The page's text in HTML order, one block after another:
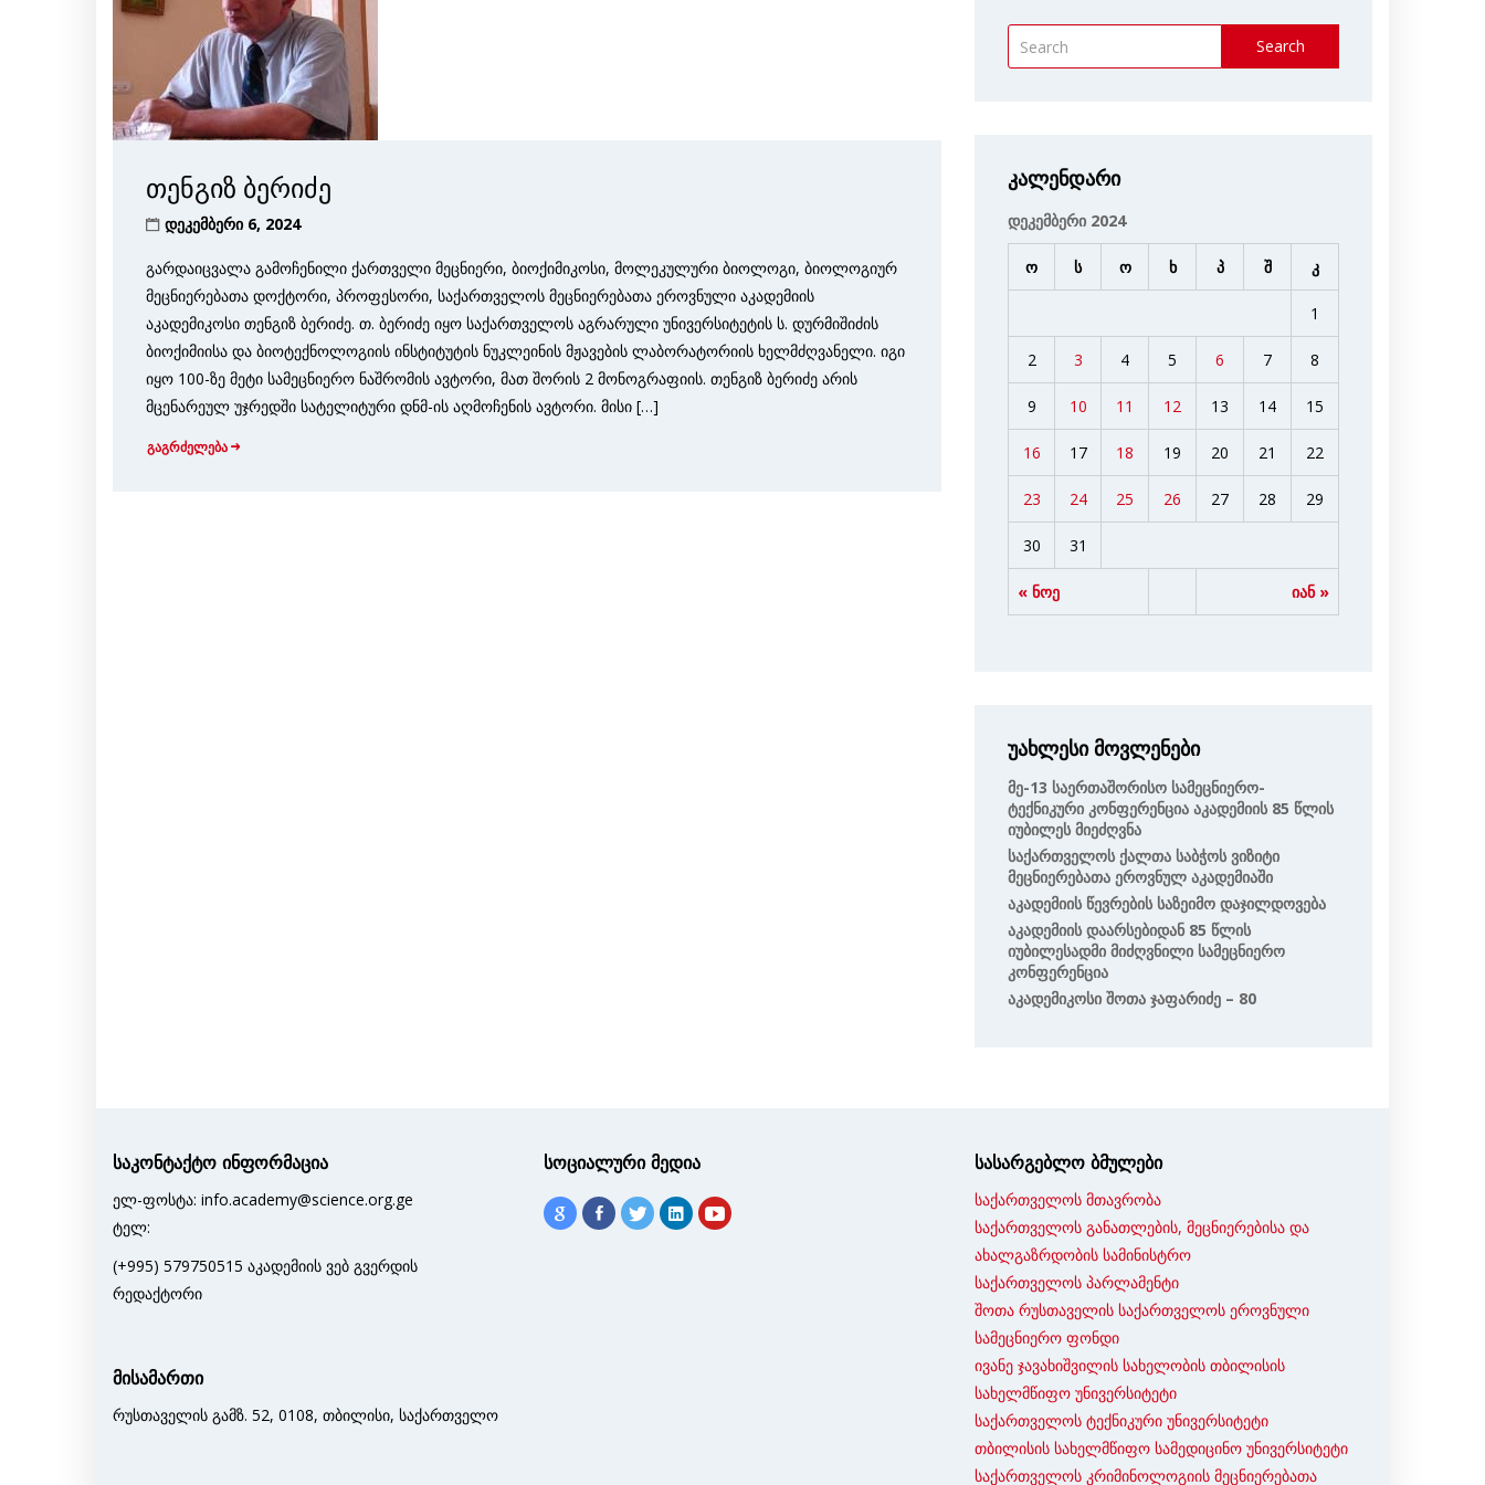
თენგიზ ბერიძე
დეკემბერი 6, 2024
გარდაიცვალა გამოჩენილი ქართველი მეცნიერი, ბიოქიმიკოსი, მოლეკულური ბიოლოგი, ბიოლო­გიურ
მეცნიერებათა დოქტორი, პროფესორი, საქართველოს მეცნიერებათა ეროვ­ნული აკადემიის
აკადემიკოსი თენგიზ ბერიძე. თ. ბერიძე იყო საქართველოს აგრარული უნივერსიტეტის ს. დურმიშიძის
ბიოქიმიისა და ბიოტექნოლოგიის ინსტიტუტის ნუკლეინის მჟავების ლაბორატორიის ხელმძღვანელი. იგი
იყო 100-ზე მეტი სამეცნიერო ნაშრომის ავტორი, მათ შორის 2 მონოგრაფიის. თენგიზ ბერიძე არის
მცენარეულ უჯრედში სატელიტური დნმ-ის აღმოჩენის ავტორი. მისი […]
გაგრძელება
Search
კალენდარი
დეკემბერი 2024
ო ს ო ხ პ შ კ
« ნოე იან »
1
2 3 4 5 6 7 8
9 10 11 12 13 14 15
16 17 18 19 20 21 22
23 24 25 26 27 28 29
30 31
უახლესი მოვლენები
Მე-13 Საერთაშორისო Სამეცნიერო-
Ტექნიკური Კონფერენცია Აკადემიის 85 Წლის
Იუბილეს Მიეძღვნა
Საქართველოს Ქალთა Საბჭოს Ვიზიტი
Მეცნიერებათა Ეროვნულ Აკადემიაში
Აკადემიის Წევრების Საზეიმო Დაჯილდოვება
Აკადემიის Დაარსებიდან 85 Წლის
Იუბილესადმი Მიძღვნილი Სამეცნიერო
Კონფერენცია
Აკადემიკოსი Შოთა Ჯაფარიძე – 80
საკონტაქტო ინფორმაცია
ელ-ფოსტა: info.academy@science.org.ge
ტელ:
(+995) 579750515 აკადემიის ვებ გვერდის
რედაქტორი
მისამართი
რუსთაველის გამზ. 52, 0108, თბილისი, საქართველო
სოციალური მედია
სასარგებლო ბმულები
საქართველოს მთავრობა
საქართველოს განათლების, მეცნიერებისა და
ახალგაზრდობის სამინისტრო
საქართველოს პარლამენტი
შოთა რუსთაველის საქართველოს ეროვნული
სამეცნიერო ფონდი
ივანე ჯავახიშვილის სახელობის თბილისის
სახელმწიფო უნივერსიტეტი
საქართველოს ტექნიკური უნივერსიტეტი
თბილისის სახელმწიფო სამედიცინო უნივერსიტეტი
საქართველოს კრიმინოლოგიის მეცნიერებათა